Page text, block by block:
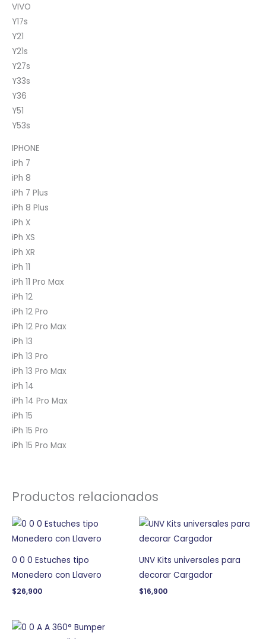
VIVO
Y17s
Y21
Y21s
Y27s
Y33s
Y36
Y51
Y53s
IPHONE
iPh 7
iPh 8
iPh 7 Plus
iPh 8 Plus
iPh X
iPh XS
iPh XR
iPh 11
iPh 11 Pro Max
iPh 12
iPh 12 Pro
iPh 12 Pro Max
iPh 13
iPh 13 Pro
iPh 13 Pro Max
iPh 14
iPh 14 Pro Max
iPh 15
iPh 15 Pro
iPh 15 Pro Max
Productos relacionados
0 0 0 Estuches tipo
Monedero con Llavero
$26,900
UNV Kits universales para
decorar Cargador
$16,900